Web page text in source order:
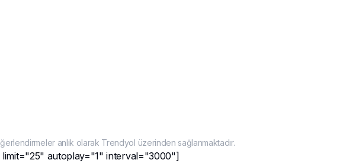
anlık olarak Trendyol üzerinden sağlanmaktadır.
limit="25" autoplay="1" interval="3000"]